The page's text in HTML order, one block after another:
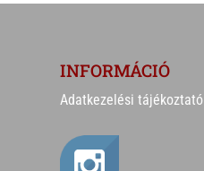
INFORMÁCIÓ
Adatkezelési tájékoztató